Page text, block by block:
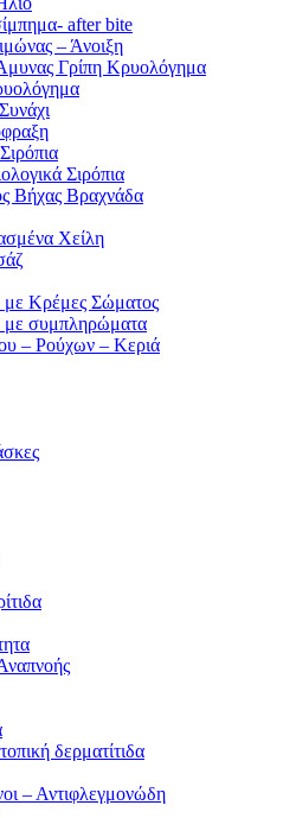
after bite
– Άνοιξη
Γρίπη Κρυολόγημα
Σιρόπια
Βήχας Βραχνάδα
Χείλη
με Κρέμες Σώματος
με συμπληρώματα
– Ρούχων – Κεριά
δερματίτιδα
– Αντιφλεγμονώδη